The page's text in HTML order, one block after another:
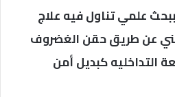
علمي تناول فيه علاج
عن طريق حقن الغضروف
التداخليه كبديل أمن